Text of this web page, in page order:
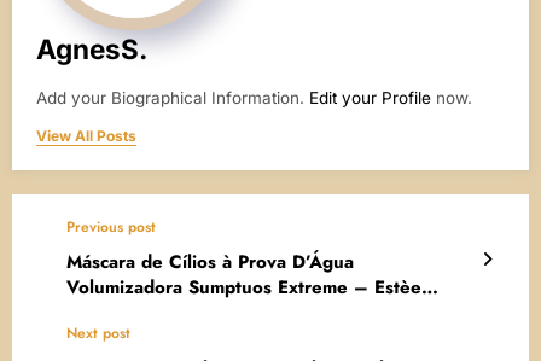
AgnesS.
Add your Biographical Information. Edit your Profile now.
View All Posts
Previous post
Máscara de Cílios à Prova D’Água
Volumizadora Sumptuos Extreme – Estèe
Next post